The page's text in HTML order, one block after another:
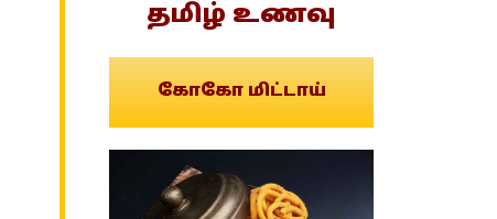
தமிழ் உணவு
கோகோ மிட்டாய்